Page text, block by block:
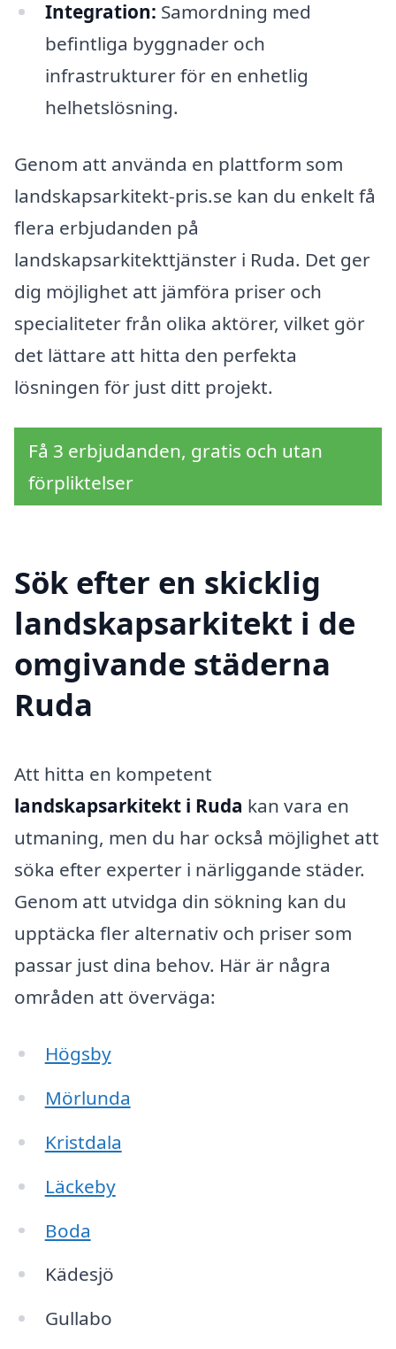
Integration: Samordning med
befintliga byggnader och
infrastrukturer för en enhetlig
helhetslösning.
Genom att använda en plattform som
landskapsarkitekt-pris.se kan du enkelt få
flera erbjudanden på
landskapsarkitekttjänster i Ruda. Det ger
dig möjlighet att jämföra priser och
specialiteter från olika aktörer, vilket gör
det lättare att hitta den perfekta
lösningen för just ditt projekt.
Få 3 erbjudanden, gratis och utan
förpliktelser
Sök efter en skicklig
landskapsarkitekt i de
omgivande städerna
Ruda
Att hitta en kompetent
landskapsarkitekt i Ruda kan vara en
utmaning, men du har också möjlighet att
söka efter experter i närliggande städer.
Genom att utvidga din sökning kan du
upptäcka fler alternativ och priser som
passar just dina behov. Här är några
områden att överväga:
Högsby
Mörlunda
Kristdala
Läckeby
Boda
Kädesjö
Gullabo